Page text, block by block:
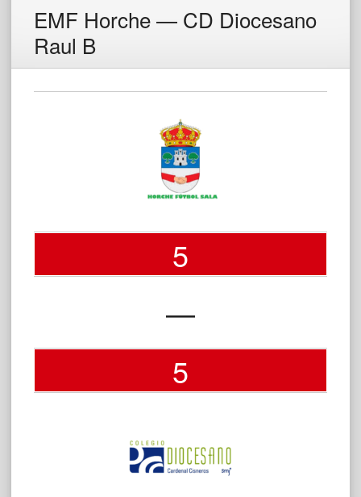
EMF Horche — CD Diocesano
Raul B
5
—
5